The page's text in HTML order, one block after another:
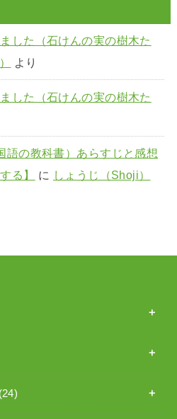
した（石けんの実の樹木た
より
した（石けんの実の樹木た
語の教科書）あらすじと感想
る】
に しょうじ（Shoji）
(24)